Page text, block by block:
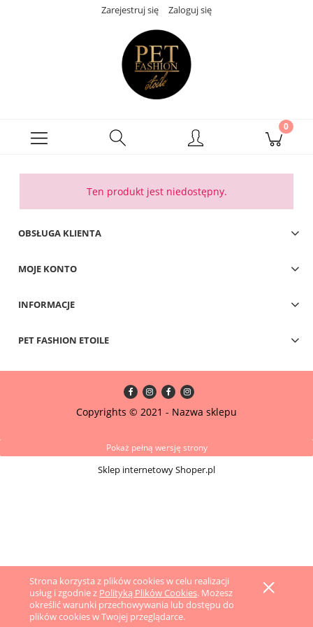
Strona korzysta z plików cookies w celu realizacji
usług i zgodnie z Polityką Plików Cookies. Możesz
określić warunki przechowywania lub dostępu do
plików cookies w Twojej przeglądarce.
Zarejestruj się Zaloguj się
Ten produkt jest niedostępny.
OBSŁUGA KLIENTA
MOJE KONTO
INFORMACJE
PET FASHION ETOILE
Copyrights © 2021 - Nazwa sklepu
Pokaż pełną wersję strony
Sklep internetowy Shoper.pl